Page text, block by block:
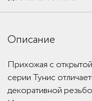
Описание
Прихожая с
серии Тунис
декоративной